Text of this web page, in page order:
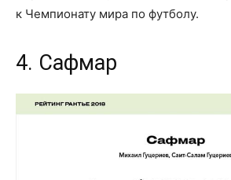
к Чемпионату мира по футболу.
4. Сафмар